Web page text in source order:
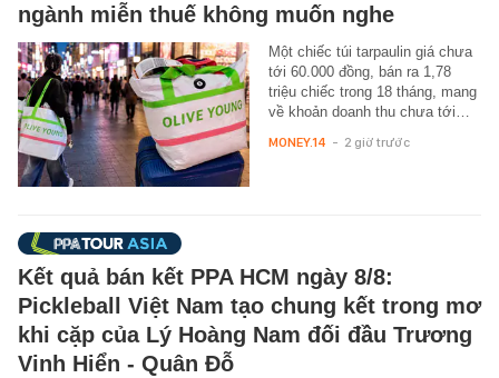
ngành miễn thuế không muốn nghe
Một chiếc túi tarpaulin giá chưa
tới 60.000 đồng, bán ra 1,78
triệu chiếc trong 18 tháng, mang
về khoản doanh thu chưa tới…
MONEY.14 - 2 giờ trước
Kết quả bán kết PPA HCM ngày 8/8:
Pickleball Việt Nam tạo chung kết trong mơ
khi cặp của Lý Hoàng Nam đối đầu Trương
Vinh Hiển - Quân Đỗ